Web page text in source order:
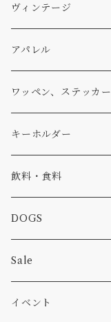
パンツ
パーカー・トレーナー
アウター
コラボ
食品
アメリカ軍払い下げ
...mura
小物
ヘルメット
スリーピング
小物
コーヒー
焚き火
スキー
ステッカー
ワッペン
小物
ヴィンテージ
ワッペン
ステッカー
小物
バイク
カー
アパレル
Tシャツ
キャップ、ニット
バッグ
小物
パンツ
パーカー・トレーナー
ワッペン、ステッカー
ワッペン
ステッカー
ピン
キーホルダー
飲料・食料
コーヒー
食べ物
DOGS
Sale
カー
イベント